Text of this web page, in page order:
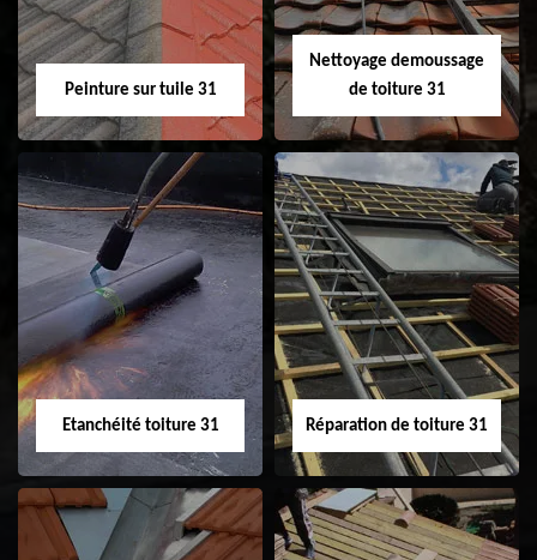
Peinture sur tuile 31
Peinture sur tuile
31
Nettoyage demoussage
de toiture 31
Nettoyage
demoussage de
toiture 31
Etanchéité toiture 31 Réparation de toiture 31